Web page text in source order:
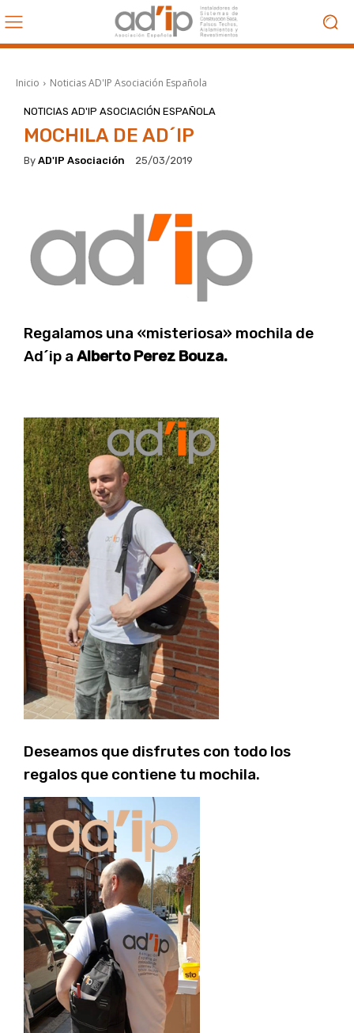
Inicio Noticias AD'IP Asociación Española
NOTICIAS AD'IP ASOCIACIÓN ESPAÑOLA
MOCHILA DE AD´IP
By AD'IP Asociación 25/03/2019
Regalamos una «misteriosa» mochila de
Ad´ip a Alberto Perez Bouza.
Deseamos que disfrutes con todo los
regalos que contiene tu mochila.